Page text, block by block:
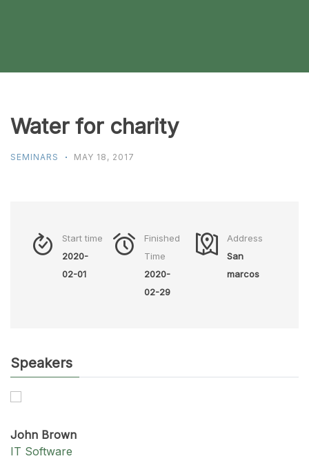
Water for charity
SEMINARS MAY 18, 2017
Start time
2020-
02-01
Finished
Time
2020-
02-29
Address
San
marcos
Speakers
John Brown
IT Software